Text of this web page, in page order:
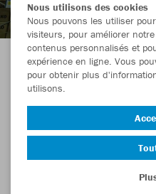
Nous utilisons des cookies
Nous pouvons les utiliser
visiteurs, pour améliorer
contenus personnalisés et
expérience en ligne. Vous
pour obtenir plus
utilisons.